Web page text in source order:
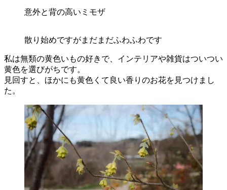
意外と背の高いミモザ
散り始めですがまだまだふわふわです
私は無類の黄色いもの好きで、インテリアや雑貨はついつい
黄色を選びがちです。
見回すと、ほかにも黄色くて良い香りのお花を見つけまし
た。